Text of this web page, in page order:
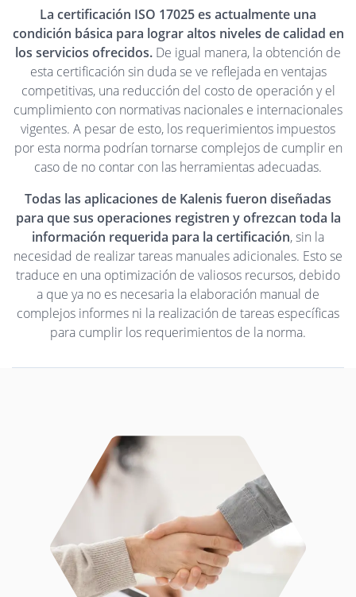
La certificación ISO 17025 es actualmente una
condición básica para lograr altos niveles de calidad en
los servicios ofrecidos. De igual manera, la obtención de
esta certificación sin duda se ve reflejada en ventajas
competitivas, una reducción del costo de operación y el
cumplimiento con normativas nacionales e internacionales
vigentes. A pesar de esto, los requerimientos impuestos
por esta norma podrían tornarse complejos de cumplir en
caso de no contar con las herramientas adecuadas.
Todas las aplicaciones de Kalenis fueron diseñadas
para que sus operaciones registren y ofrezcan toda la
información requerida para la certificación, sin la
necesidad de realizar tareas manuales adicionales. Esto se
traduce en una optimización de valiosos recursos, debido
a que ya no es necesaria la elaboración manual de
complejos informes ni la realización de tareas específicas
para cumplir los requerimientos de la norma.